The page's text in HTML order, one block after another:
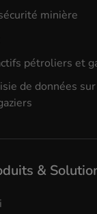
minière
pétroliers et
de données
&